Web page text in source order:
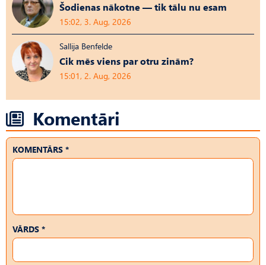
Šodienas nākotne — tik tālu nu esam
15:02, 3. Aug, 2026
Sallija Benfelde
Cik mēs viens par otru zinām?
15:01, 2. Aug, 2026
Komentāri
KOMENTĀRS *
VĀRDS *